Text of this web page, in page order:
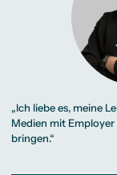
„Ich liebe es, meine
Medien mit
bringen.“